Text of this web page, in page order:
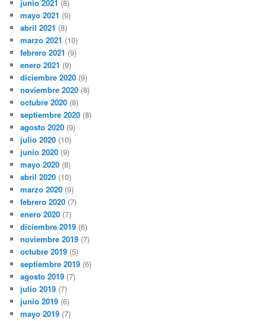
junio 2021 (8)
mayo 2021 (9)
abril 2021 (8)
marzo 2021 (10)
febrero 2021 (9)
enero 2021 (9)
diciembre 2020 (9)
noviembre 2020 (8)
octubre 2020 (8)
septiembre 2020 (8)
agosto 2020 (9)
julio 2020 (10)
junio 2020 (9)
mayo 2020 (8)
abril 2020 (10)
marzo 2020 (9)
febrero 2020 (7)
enero 2020 (7)
diciembre 2019 (6)
noviembre 2019 (7)
octubre 2019 (5)
septiembre 2019 (6)
agosto 2019 (7)
julio 2019 (7)
junio 2019 (6)
mayo 2019 (7)